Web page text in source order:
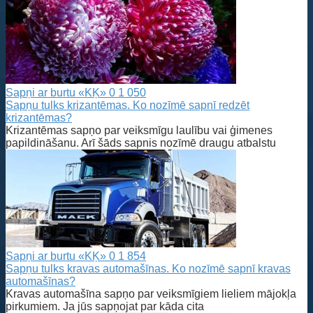
Sapņi ar burtu «KĶ» 0 1 050
Sapņu tulks krizantēmas. Ko nozīmē sapnī redzēt
krizantēmas?
Krizantēmas sapņo par veiksmīgu laulību vai ģimenes
papildināšanu. Arī šāds sapnis nozīmē draugu atbalstu
Sapņi ar burtu «KĶ» 0 1 854
Sapņu tulks kravas automašīnas. Ko nozīmē sapnī kravas
automašīnas?
Kravas automašīna sapņo par veiksmīgiem lieliem mājokļa
pirkumiem. Ja jūs sapņojat par kāda cita